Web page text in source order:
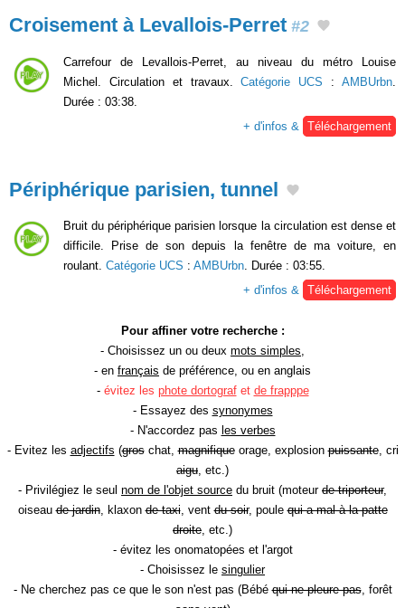
Croisement à Levallois-Perret #2
Carrefour de Levallois-Perret, au niveau du métro Louise
Michel. Circulation et travaux.Catégorie UCS :AMBUrbn
Durée : 03:38.
+ d'infos &
Téléchargement
Périphérique parisien, tunnel
Bruit du périphérique parisien lorsque la circulation est dense et
difficile. Prise de son depuis la fenêtre de ma voiture, en
roulant. Catégorie UCS : AMBUrbn. Durée : 03:55.
+ d'infos & Téléchargement
Pour affiner votre recherche :
- Choisissez un ou deux mots simples,
- en français de préférence, ou en anglais
- évitez les phote dortografet de frapppe
- Essayez des synonymes
- N'accordez pas les verbes
- Evitez les adjectifs (groschat,magnifiqueorage, explosionpuissante, cri
aigu, etc.)
- Privilégiez le seul nom de l'objet source du bruit (moteur de triporteur,
oiseaude jardin, klaxonde taxi, ventdu soir, poulequi a mal à la patte
droite, etc.)
- évitez les onomatopées et l'argot
- Choisissez le singulier
- Ne cherchez pas ce que le son n'est pas (Bébéqui ne pleure pas, forêt